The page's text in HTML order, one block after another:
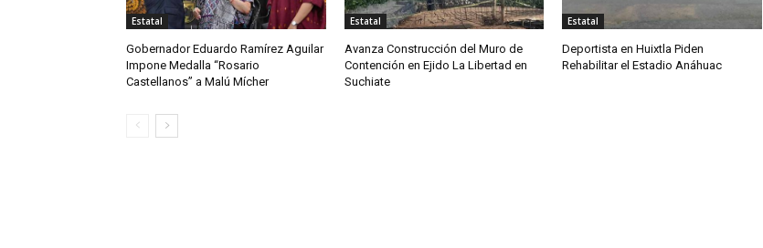
Estatal
Gobernador Eduardo Ramírez Aguilar
Impone Medalla “Rosario
Castellanos” a Malú Mícher
Estatal
Avanza Construcción del Muro de
Contención en Ejido La Libertad en
Suchiate
Estatal
Deportista en Huixtla Piden
Rehabilitar el Estadio Anáhuac